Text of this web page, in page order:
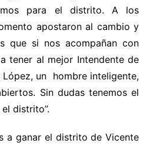
para el distrito. A los
apostaron al cambio y
que si nos acompañan con
tener al mejor Intendente de
un hombre inteligente,
Sin dudas tenemos el
distrito”.
a ganar el distrito de Vicente